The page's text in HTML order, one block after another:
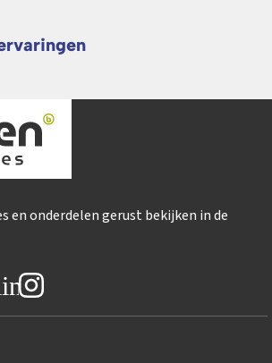
en onderdelen gerust bekijken in de